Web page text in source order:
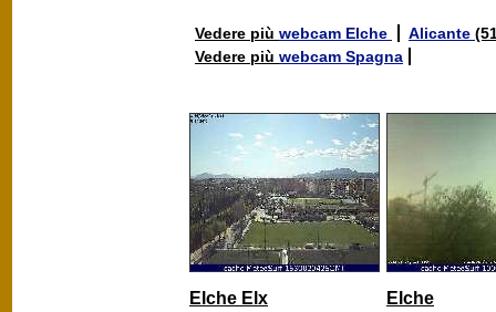
Vedere più webcam Elche Alicante
Vedere più webcam Spagna
Elche Elx Elche